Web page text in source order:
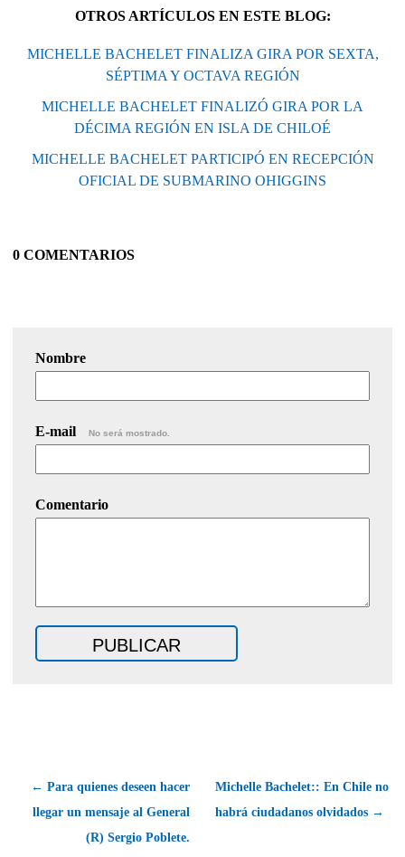
OTROS ARTÍCULOS EN ESTE BLOG:
MICHELLE BACHELET FINALIZA GIRA POR SEXTA,
SÉPTIMA Y OCTAVA REGIÓN
MICHELLE BACHELET FINALIZÓ GIRA POR LA
DÉCIMA REGIÓN EN ISLA DE CHILOÉ
MICHELLE BACHELET PARTICIPÓ EN RECEPCIÓN
OFICIAL DE SUBMARINO OHIGGINS
0 COMENTARIOS
Nombre
E-mail No será mostrado.
Comentario
← Para quienes deseen hacer
llegar un mensaje al General
(R) Sergio Poblete.
Michelle Bachelet:: En Chile no
habrá ciudadanos olvidados →